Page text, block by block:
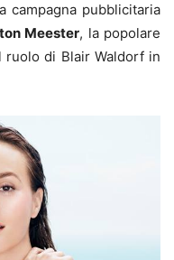
campagna pubblicitaria
Meester, la popolare
ruolo di Blair Waldorf in